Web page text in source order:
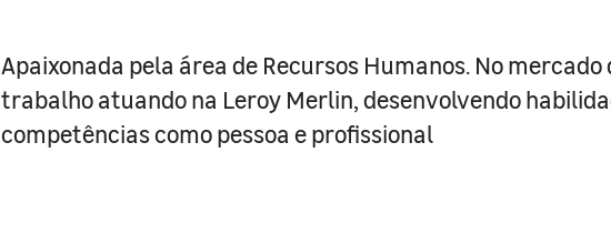
Apaixonada pela área de Recursos Humanos. No mercado
trabalho atuando na Leroy Merlin, desenvolvendo
competências como pessoa e profissional